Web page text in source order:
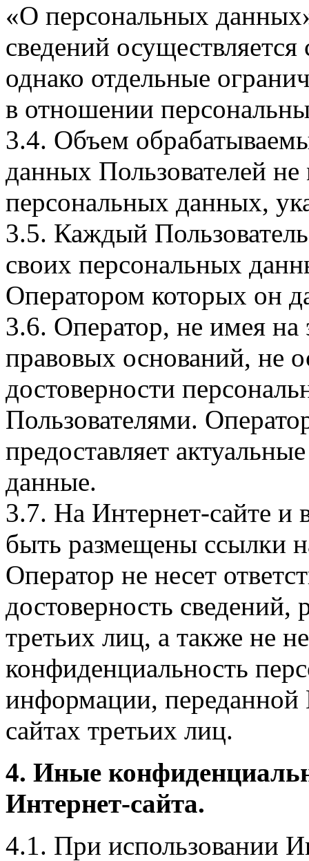
«О персональных
сведений
однако отдельные
в отношении
3.4. Объем
данных Пользователей
персональных данных,
3.5. Каждый
своих персональных
Оператором которых он
3.6. Оператор, не имея
правовых оснований, не
достоверности
Пользователями.
предоставляет
данные.
3.7. На Интернет-сайте
быть размещены ссылки
Оператор не несет
достоверность
третьих лиц, а также не
конфиденциальность
информации, переданной
сайтах третьих лиц.
4. Иные
Интернет-сайта.
4.1. При использовании